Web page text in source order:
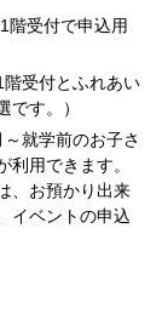
階受付で申込用
受付とふれあい
です。）
就学前のお子さ
利用できます。
、お預かり出来
イベントの申込